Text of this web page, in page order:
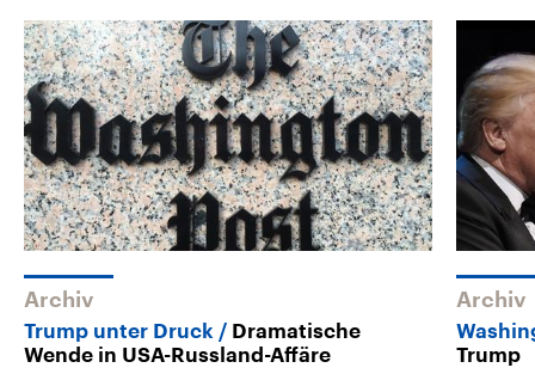
Archiv
Trump unter Druck
Dramatische
Wende in USA-Russland-Affäre
Archiv
Trump